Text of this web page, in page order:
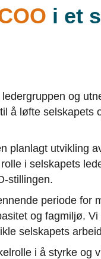
i et
og
å løfte
planlagt utvikling
i selskapets
stillingen.
periode for
og fagmiljø.
selskapets
i å styrke og